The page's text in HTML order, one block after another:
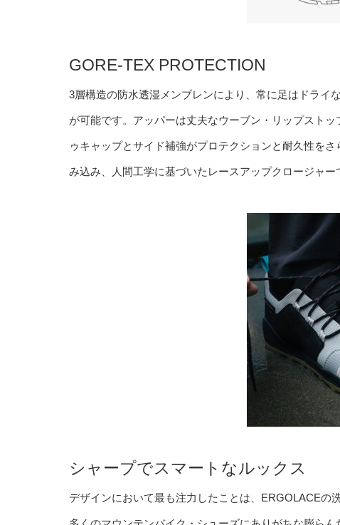
GORE-TEX PROTECTION
3層構造の防水透湿メンブレンにより、常に足はドライ
が可能です。アッパーは丈夫なウーブン・リップスト
ゥキャップとサイド補強がプロテクションと耐久性を
み込み、人間工学に基づいたレースアップクロージャー
シャープでスマートなルックス
デザインにおいて最も注力したことは、ERGOLACEの